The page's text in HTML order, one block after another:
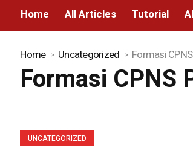
Home All Articles Tutorial
Home Uncategorized Formasi
Formasi CPNS
UNCATEGORIZED